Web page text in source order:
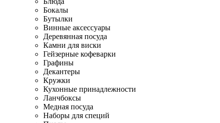
Бокалы
Бутылки
Винные аксессуары
Деревянная посуда
Камни для виски
Гейзерные кофеварки
Графины
Декантеры
Кружки
Кухонные принадлежности
Ланчбоксы
Медная посуда
Наборы для специй